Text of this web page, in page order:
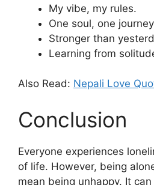
My vibe, my rules.
One soul, one
Stronger than
Learning from
Also Read: Nepali Love
Conclusion
Everyone experiences
of life. However, being
mean being unhappy. It